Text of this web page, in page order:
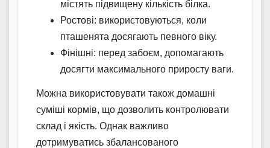
містять підвищену кількість білка.
Ростові: використовуються, коли
пташенята досягають певного віку.
Фінішні: перед забоєм, допомагають
досягти максимального приросту ваги.
Можна використовувати також домашні
суміші кормів, що дозволить контролювати
склад і якість. Однак важливо
дотримуватись збалансованого